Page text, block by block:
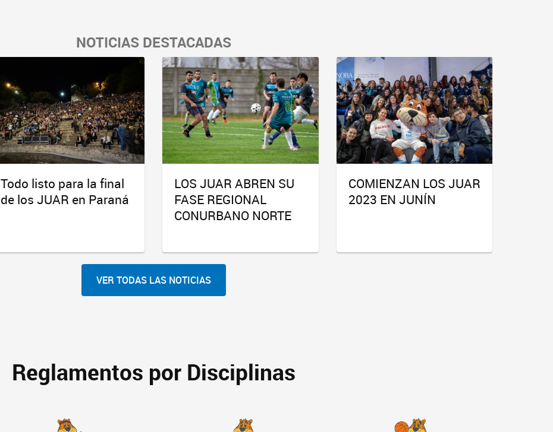
NOTICIAS DESTACADAS
Todo listo para la final
de los JUAR en Paraná
LOS JUAR ABREN SU
FASE REGIONAL
CONURBANO NORTE
COMIENZAN LOS JUAR
2023 EN JUNÍN
VER TODAS LAS NOTICIAS
Reglamentos por Disciplinas